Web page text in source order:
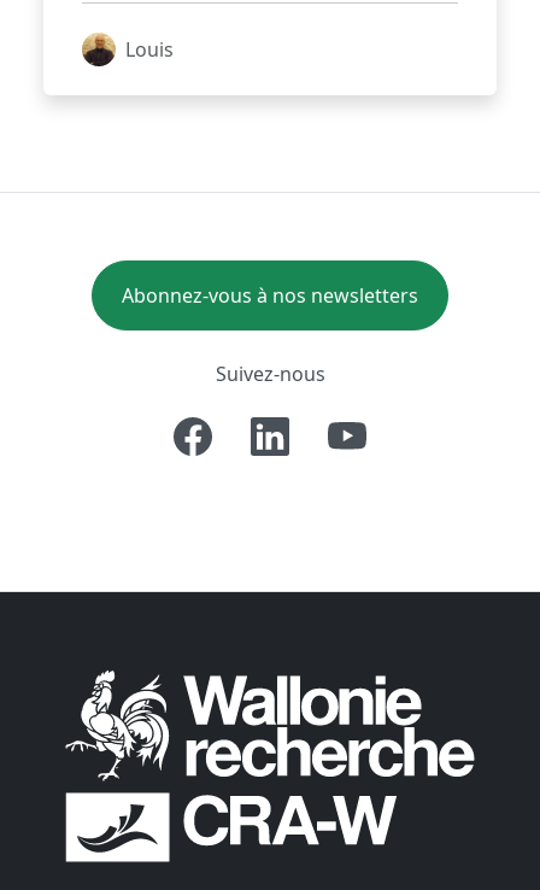
Louis
Abonnez-vous à nos newsletters
Suivez-nous